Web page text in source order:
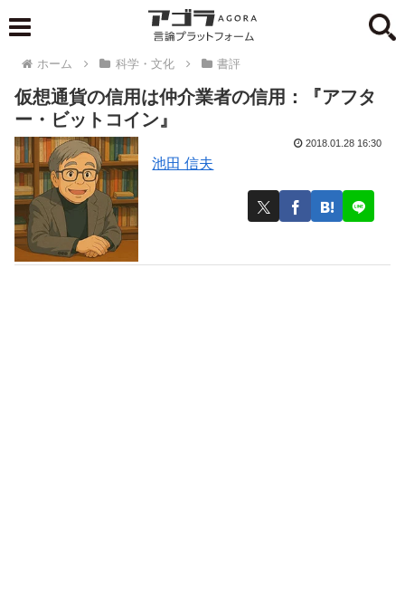
ホーム 科学・文化 書評
仮想通貨の信用は仲介業者の信用：『アフタ
ー・ビットコイン』
池田 信夫
2018.01.28 16:30